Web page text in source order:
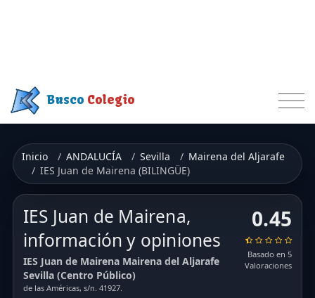
Busco Colegio
Inicio ANDALUCÍA Sevilla
Mairena del Aljarafe
IES Juan de Mairena (BILINGÜE)
IES Juan de Mairena,
información y opiniones
IES Juan de Mairena Mairena del Aljarafe
Sevilla (Centro Público)
de las Américas, s/n. 41927.
0.45
Basado en 5
Valoraciones